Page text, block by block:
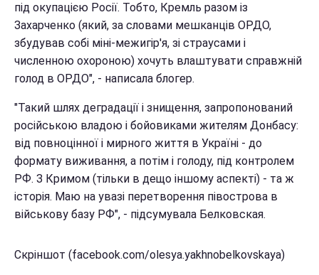
під окупацією Росії. Тобто, Кремль разом із
Захарченко (який, за словами мешканців ОРДО,
збудував собі міні-межигір'я, зі страусами і
численною охороною) хочуть влаштувати справжній
голод в ОРДО", - написала блогер.
"Такий шлях деградації і знищення, запропонований
російською владою і бойовиками жителям Донбасу:
від повноцінної і мирного життя в Україні - до
формату виживання, а потім і голоду, під контролем
РФ. З Кримом (тільки в дещо іншому аспекті) - та ж
історія. Маю на увазі перетворення півострова в
військову базу РФ", - підсумувала Белковская.
Скріншот (facebook.com/olesya.yakhnobelkovskaya)